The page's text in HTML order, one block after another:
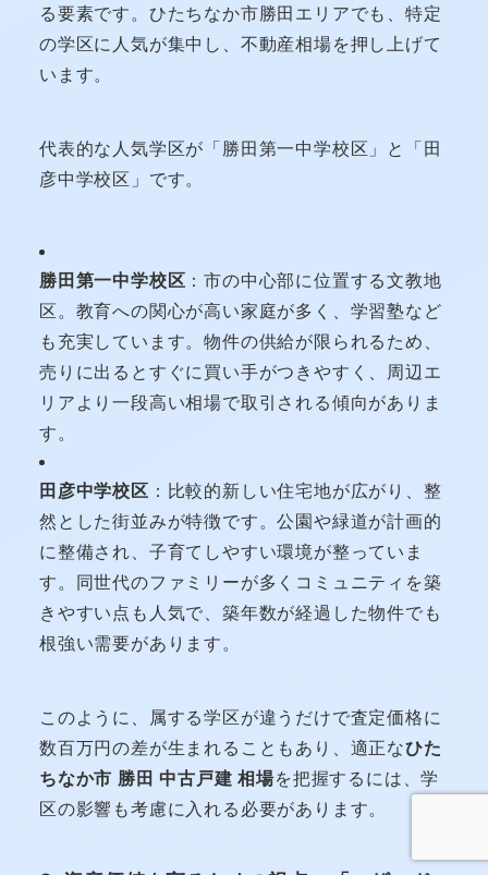
る要素です。ひたちなか市勝田エリアでも、特定
の学区に人気が集中し、不動産相場を押し上げて
います。
代表的な人気学区が「勝田第一中学校区」と「田
彦中学校区」です。
勝田第一中学校区 ：市の中心部に位置する文教地
区。教育への関心が高い家庭が多く、学習塾など
も充実しています。物件の供給が限られるため、
売りに出るとすぐに買い手がつきやすく、周辺エ
リアより一段高い相場で取引される傾向がありま
す。
田彦中学校区 ：比較的新しい住宅地が広がり、整
然とした街並みが特徴です。公園や緑道が計画的
に整備され、子育てしやすい環境が整っていま
す。同世代のファミリーが多くコミュニティを築
きやすい点も人気で、築年数が経過した物件でも
根強い需要があります。
このように、属する学区が違うだけで査定価格に
数百万円の差が生まれることもあり、適正なひた
ちなか市 勝田 中古戸建 相場を把握するには、学
区の影響も考慮に入れる必要があります。